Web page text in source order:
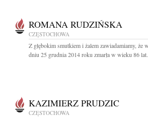
ROMANA RUDZIŃSKA
CZĘSTOCHOWA
Z głębokim smutkiem i żalem zawiadamiamy, że w
dniu 25 grudnia 2014 roku zmarła w wieku 86
KAZIMIERZ PRUDZIC
CZĘSTOCHOWA